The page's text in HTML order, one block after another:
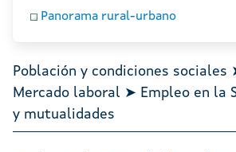
Panorama rural-urbano
Población y condiciones
Mercado laboral ➤ Empleo en la
y mutualidades